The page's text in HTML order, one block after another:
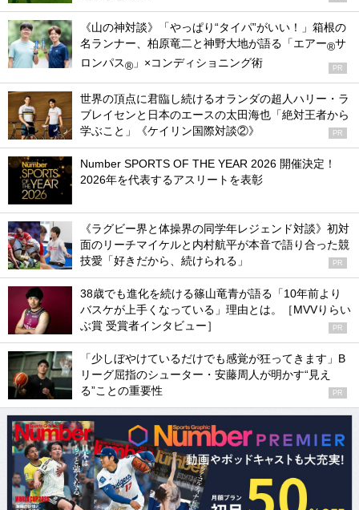
《山の神対談》「やっぱり“タイパ”がいい！」箱根の
名ランナー、柏原竜二と神野大地が語る「エアー®サ
ロンパス® 」×コンディショニング術 PR
世界の頂点に君臨し続けるオランダの超人ハリー・ラ
ブレイセンと日本のエースの太田海也「絶対王者から
学ぶこと」《ケイリン国際対談②》
PR
Number SPORTS OF THE YEAR 2026 開催決定！
2026年を代表するアスリートを表彰
《ラグビー界と体操界の同学年レジェンド対談》初対
面のリーチマイケルと内村航平が本音で語り合った競
技愛「好きだから、続けられる」
PR
38歳でも進化を続ける篠山竜青が語る「10年前より
バスケが上手くなっている」理由とは。［MVVりらい
ぶ賞 受賞者インタビュー］
PR
「少しぼやけているだけでも感覚が狂ってきます」B
リーグ屈指のシューター・安藤周人が明かす“見え
る”ことの重要性
PR